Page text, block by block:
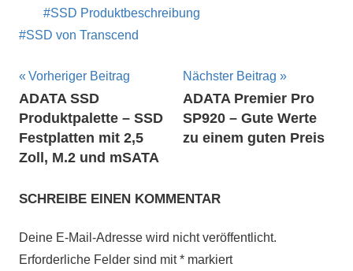
SSD Produktbeschreibung
SSD von Transcend
Beitragsnavigation
Vorheriger Beitrag
ADATA SSD
Produktpalette – SSD
Festplatten mit 2,5
Zoll, M.2 und mSATA
Nächster Beitrag
ADATA Premier Pro
SP920 – Gute Werte
zu einem guten Preis
SCHREIBE EINEN KOMMENTAR
Deine E-Mail-Adresse wird nicht veröffentlicht.
Erforderliche Felder sind mit* markiert